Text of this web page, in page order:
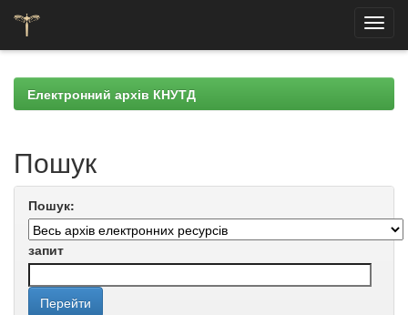
navigationЕлектронний архів КНУТД
Пошук
Пошук:
запит